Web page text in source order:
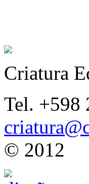
Criatura
Tel. +598
© 2012